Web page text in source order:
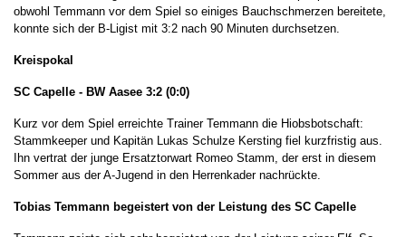
obwohl Temmann vor dem Spiel so einiges Bauchschmerzen bereitete,
konnte sich der B-Ligist mit 3:2 nach 90 Minuten durchsetzen.
Kreispokal
SC Capelle - BW Aasee 3:2 (0:0)
Kurz vor dem Spiel erreichte Trainer Temmann die Hiobsbotschaft:
Stammkeeper und Kapitän Lukas Schulze Kersting fiel kurzfristig aus.
Ihn vertrat der junge Ersatztorwart Romeo Stamm, der erst in diesem
Sommer aus der A-Jugend in den Herrenkader nachrückte.
Tobias Temmann begeistert von der Leistung des SC Capelle